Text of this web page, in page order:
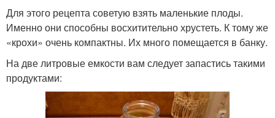
Для этого рецепта советую взять маленькие плоды.
Именно они способны восхитительно хрустеть. К тому же
«крохи» очень компактны. Их много помещается в банку.
На две литровые емкости вам следует запастись такими
продуктами: